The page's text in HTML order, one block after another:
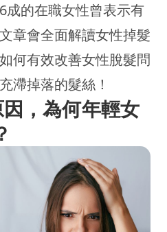
成的在職女性曾表示有
章會全面解讀女性掉髮
何有效改善女性脫髮問
滯掉落的髮絲！
，為何年輕女